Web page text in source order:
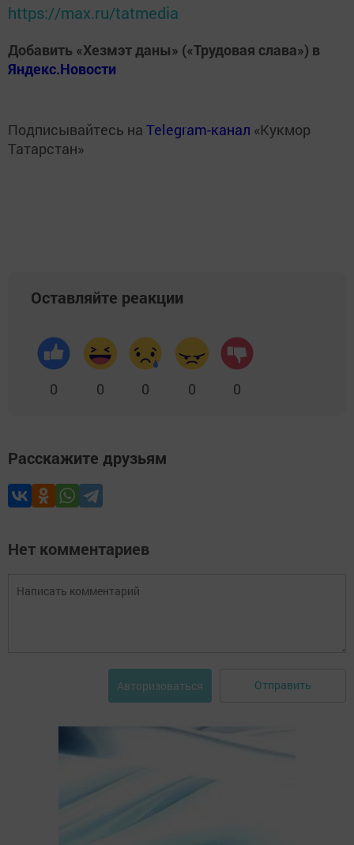
https://max.ru/tatmedia
Добавить «Хезмэт даны» («Трудовая слава») в
Яндекс.Новости
Подписывайтесь на Telegram-канал «Кукмор
Татарстан»
Оставляйте реакции
0 0 0 0 0
Расскажите друзьям
Нет комментариев
Авторизоваться Отправить